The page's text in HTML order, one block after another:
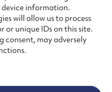
device information.
will allow us to process
or unique IDs on this site.
consent, may adversely
mukaisesti.
EU-/ETA-
kaikissa
perusteella:
on
taso;